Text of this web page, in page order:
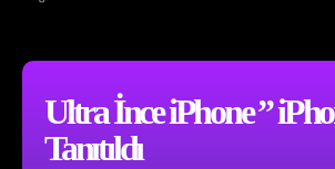
Ultra İnce iPhone ”
Tanıtıldı